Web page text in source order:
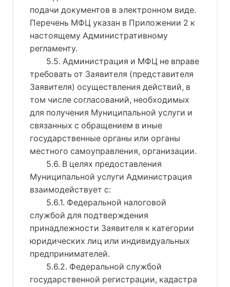
подачи документов в электронном виде.
Перечень МФЦ указан в Приложении 2 к
настоящему Административному
регламенту.
5.5. Администрация и МФЦ не вправе
требовать от Заявителя (представителя
Заявителя) осуществления действий, в
том числе согласований, необходимых
для получения Муниципальной услуги и
связанных с обращением в иные
государственные органы или органы
местного самоуправления, организации.
5.6. В целях предоставления
Муниципальной услуги Администрация
взаимодействует с:
5.6.1. Федеральной налоговой
службой для подтверждения
принадлежности Заявителя к категории
юридических лиц или индивидуальных
предпринимателей.
5.6.2. Федеральной службой
государственной регистрации, кадастра